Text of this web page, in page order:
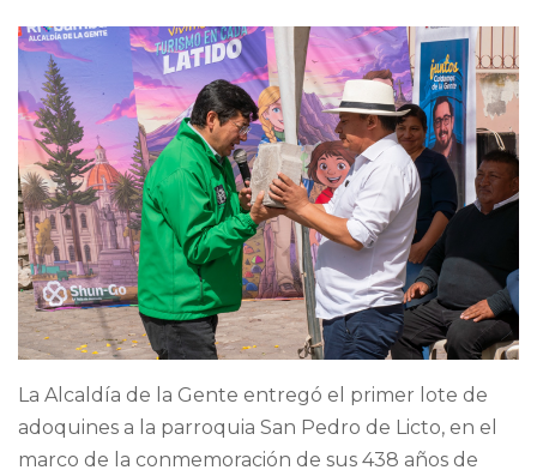
La Alcaldía de la Gente entregó el primer lote de
adoquines a la parroquia San Pedro de Licto, en el
marco de la conmemoración de sus 438 años de